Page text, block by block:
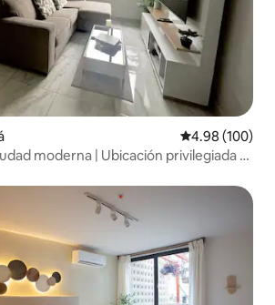
Calificación
4.98 (100)
moderna | Ubicación privilegiada y